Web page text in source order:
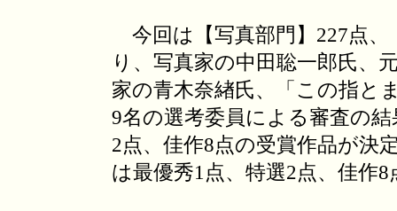
今回は【写真部門】227点、
り、写真家の中田聡一郎氏、
家の青木奈緖氏、「この指と
9名の選考委員による審査の
2点、佳作8点の受賞作品が決
は最優秀1点、特選2点、佳作